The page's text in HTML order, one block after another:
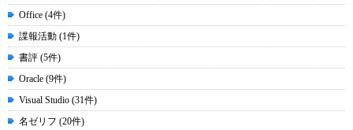
Office (4件)
諜報活動 (1件)
書評 (5件)
Oracle (9件)
Visual Studio (31件)
名ゼリフ (20件)